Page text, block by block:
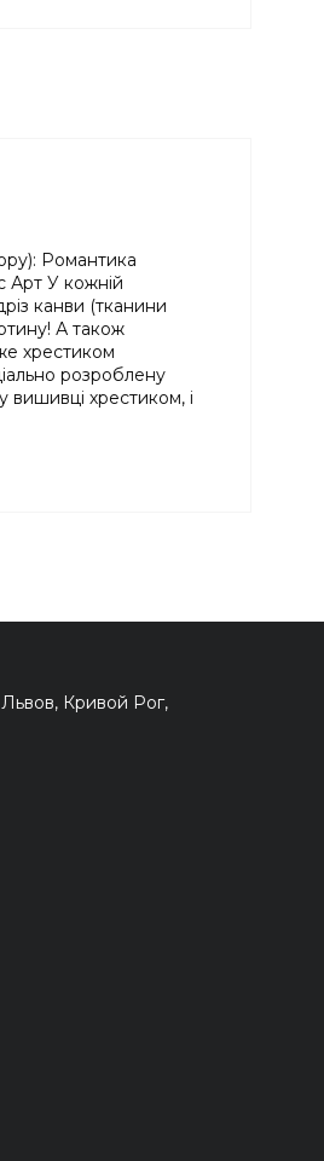
Романтика
Арт У кожній
канви (тканини
А також
хрестиком
розроблену
хрестиком, і
Кривой Рог,